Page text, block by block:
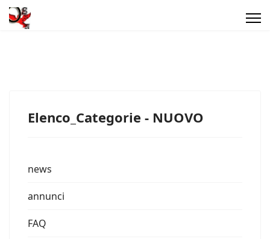
Elenco_Categorie - NUOVO
news
annunci
FAQ